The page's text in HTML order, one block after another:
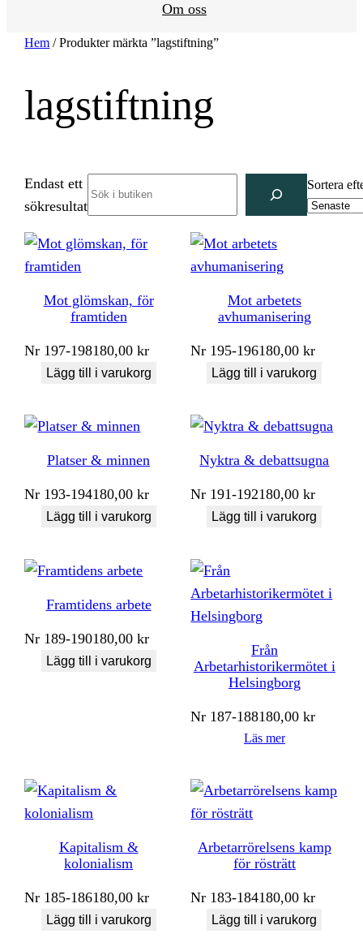
Om oss
Hem / Produkter märkta ”lagstiftning”
lagstiftning
Endast ett
sökresultat
Sortera
Mot glömskan, för
framtiden
Nr 197-198180,00kr
Lägg till i varukorg
Mot arbetets
avhumanisering
Nr 195-196180,00kr
Lägg till i varukorg
Platser & minnen
Nr 193-194180,00kr
Lägg till i varukorg
Nyktra & debattsugna
Nr 191-192180,00kr
Lägg till i varukorg
Framtidens arbete
Nr 189-190180,00kr
Lägg till i varukorg
Från
Arbetarhistorikermötet i
Helsingborg
Nr 187-188180,00kr
Läs mer
Kapitalism &
kolonialism
Nr 185-186180,00kr
Lägg till i varukorg
Arbetarrörelsens kamp
för rösträtt
Nr 183-184180,00kr
Lägg till i varukorg